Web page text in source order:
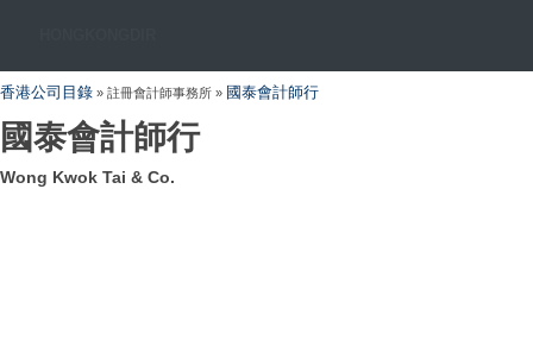
香港公司目錄 » 註冊會計師事務所 » 國泰會計師行
國泰會計師行
Wong Kwok Tai & Co.